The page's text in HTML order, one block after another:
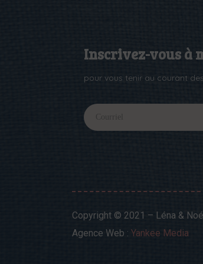
Inscrivez-vous à
pour vous tenir au courant
I
o
l
I
r
e
Copyright © 2021 – Léna & Noé
Agence Web : Yankee Media